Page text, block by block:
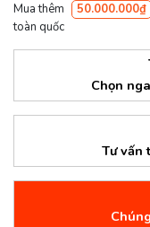
Mua thêm 50.000.000₫
toàn quốc
Chọn
Tư vấn